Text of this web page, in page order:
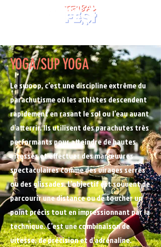
YOGA/SUP YOGA
Le swoop, c’est une discipline extrême du
parachutisme où les athlètes descendent
rapidement en rasant le sol ou l’eau avant
d’atterrir. Ils utilisent des parachutes très
performants pour atteindre de hautes
vitesses et effectuer des manœuvres
spectaculaires comme des virages serrés
ou des glissades. L’objectif est souvent de
parcourir une distance ou de toucher un
point précis tout en impressionnant par la
technique. C’est une combinaison de
vitesse, de précision et d’adrénaline.